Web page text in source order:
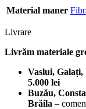
Material maner
Livrare
Livrăm materiale
Vaslui, Galați,
5.000 lei
Buzău,
Brăila –